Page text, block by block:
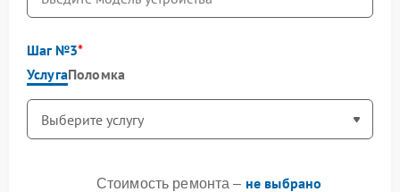
Шаг №3
УслугаПоломка
Стоимость ремонта – не выбрано